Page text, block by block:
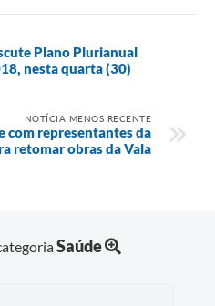
Plano Plurianual
nesta quarta (30)
NOTÍCIA MENOS RECENTE
com representantes da
retomar obras da Vala
Saúde